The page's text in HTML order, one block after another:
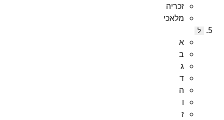
זכריה
מלאכי
ל
א
ב
ג
ד
ה
ו
ז